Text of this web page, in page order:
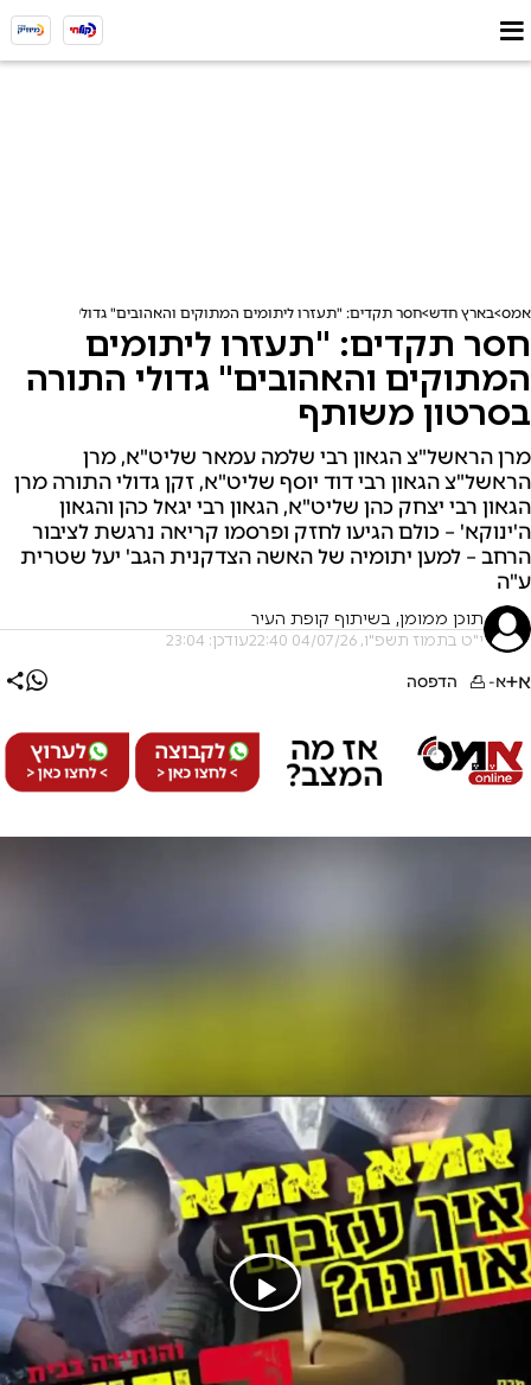
אמס בארץ חדש חסר תקדים: "תעזרו ליתומים המתוקים והאהובים" גדולי התורה
חסר תקדים: "תעזרו ליתומים
המתוקים והאהובים" גדולי התורה
בסרטון משותף
מרן הראשל"צ הגאון רבי שלמה עמאר שליט"א, מרן
הראשל"צ הגאון רבי דוד יוסף שליט"א, זקן גדולי התורה מרן
הגאון רבי יצחק כהן שליט"א, הגאון רבי יגאל כהן והגאון
ה'ינוקא' – כולם הגיעו לחזק ופרסמו קריאה נרגשת לציבור
הרחב – למען יתומיה של האשה הצדקנית הגב' יעל שטרית
ע"ה
תוכן ממומן, בשיתוף קופת העיר
י"ט בתמוז תשפ"ו, 04/07/26 22:40 עודכן: 23:04
א+א- הדפסה